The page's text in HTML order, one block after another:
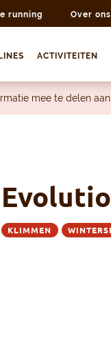
running Over ons
ACTIVITEITEN
mee te delen aan
KLIMMEN